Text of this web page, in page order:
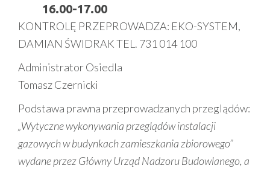
16.00-17.00
KONTROLĘ PRZEPROWADZA: EKO-SYSTEM,
DAMIAN ŚWIDRAK TEL. 731 014 100
Administrator Osiedla
Tomasz Czernicki
Podstawa prawna przeprowadzanych przeglądów:
„Wytyczne wykonywania przeglądów instalacji
gazowych w budynkach zamieszkania zbiorowego”
wydane przez Główny Urząd Nadzoru Budowlanego, a